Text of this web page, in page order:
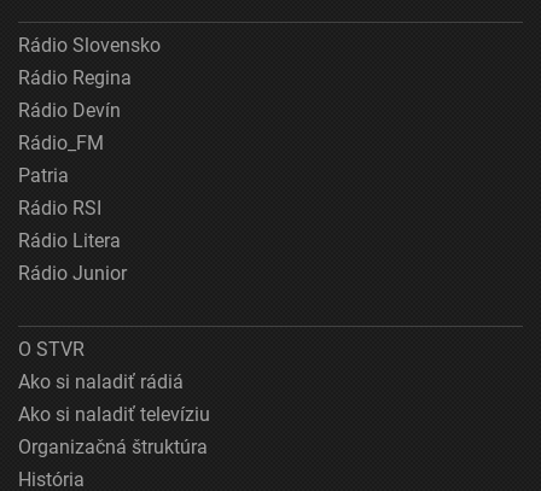
Rádio Slovensko
Rádio Regina
Rádio Devín
Rádio_FM
Patria
Rádio RSI
Rádio Litera
Rádio Junior
O STVR
Ako si naladiť rádiá
Ako si naladiť televíziu
Organizačná štruktúra
História